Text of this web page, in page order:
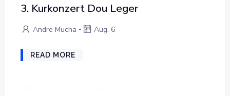
3. Kurkonzert Dou Leger
Andre Mucha - Aug. 6
READ MORE